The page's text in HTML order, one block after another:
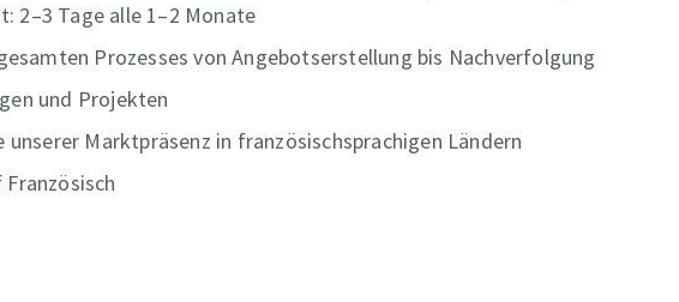
2–3 Tage alle 1–2 Monate
Prozesses von Angebotserstellung bis Nachverfolgung
und Projekten
Marktpräsenz in französischsprachigen Ländern